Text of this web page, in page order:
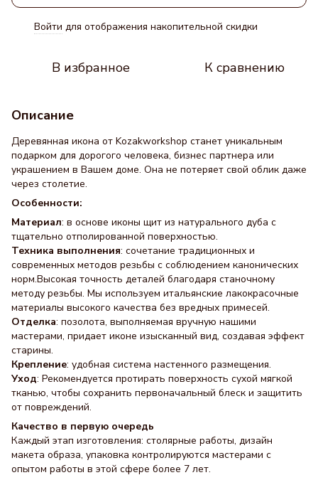
Войти для отображения накопительной скидки
В избранное К сравнению
Описание
Деревянная икона от Kozakworkshop станет уникальным
подарком для дорогого человека, бизнес партнера или
украшением в Вашем доме. Она не потеряет свой облик даже
через столетие.
Особенности:
Материал: в основе иконы щит из натурального дуба с
тщательно отполированной поверхностью.
Техника выполнения: сочетание традиционных и
современных методов резьбы с соблюдением канонических
норм.Высокая точность деталей благодаря станочному
методу резьбы. Мы используем итальянские лакокрасочные
материалы высокого качества без вредных примесей.
Отделка: позолота, выполняемая вручную нашими
мастерами, придает иконе изысканный вид, создавая эффект
старины.
Крепление: удобная система настенного размещения.
Уход: Рекомендуется протирать поверхность сухой мягкой
тканью, чтобы сохранить первоначальный блеск и защитить
от повреждений.
Качество в первую очередь
Каждый этап изготовления: столярные работы, дизайн
макета образа, упаковка контролируются мастерами с
опытом работы в этой сфере более 7 лет.